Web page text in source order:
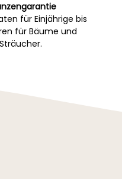
für Einjährige bis
für Bäume und
Sträucher.